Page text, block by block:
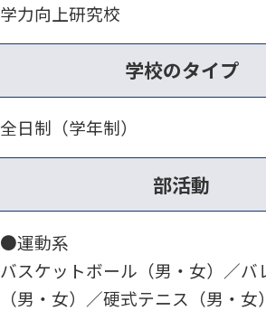
学力向上研究校
学校のタイプ
全日制（学年制）
部活動
●運動系
バスケットボール（男・女）／バ
（男・女）／硬式テニス（男・